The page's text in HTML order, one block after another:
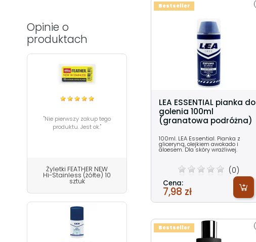
Opinie o
produktach
"Nie pierwszy zakup tego
produktu. Jest ok."
Żyletki FEATHER NEW
Hi-Stainless (żółte) 10
sztuk
LEA ESSENTIAL pianka do
golenia 100ml
(granatowa podróżna)
100ml. LEA Essential. Pianka z
gliceryną, olejkiem awokado i
aloesem. Dla skóry wrażliwej.
(0)
Cena:
7,98 zł
Bestseller
Bestseller